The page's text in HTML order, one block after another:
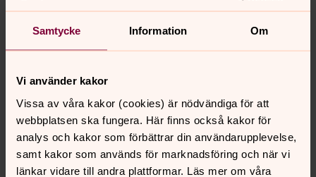
Samtycke Information Om
Vi använder kakor
Vissa av våra kakor (cookies) är nödvändiga för att
webbplatsen ska fungera. Här finns också kakor för
analys och kakor som förbättrar din användarupplevelse,
samt kakor som används för marknadsföring och när vi
länkar vidare till andra plattformar. Läs mer om våra
kyrkofullmäktige bantats från 35 mandat till 29 inför de
kommande fyra åren.